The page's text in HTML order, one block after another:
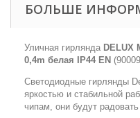
БОЛЬШЕ
Уличная гирлянда DELUX
0,4m белая IP44 EN
Светодиодные гирлянды
яркостью и стабильной
чипам, они будут